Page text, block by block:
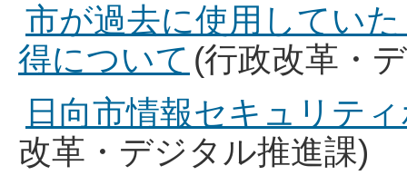
市が過去に使用してい
得について (行政改革・
日向市情報セキュリテ
改革・デジタル推進課)